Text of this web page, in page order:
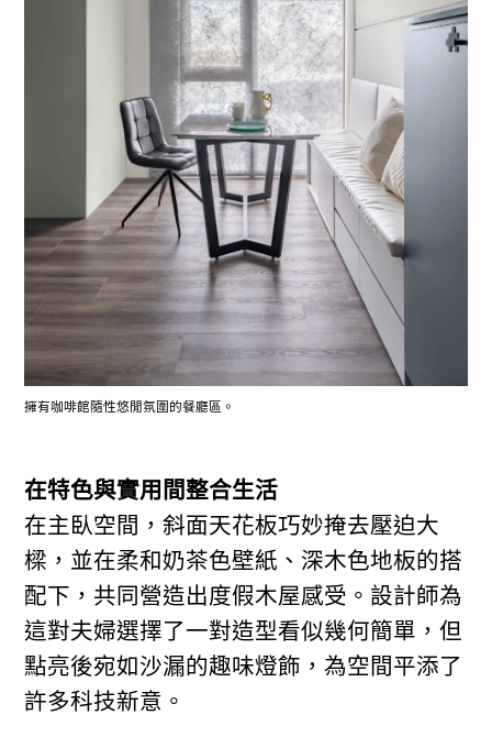
擁有咖啡館隨性悠閒氛圍的餐廳區。
在特色與實用間整合生活
在主臥空間，斜面天花板巧妙掩去壓迫大
樑，並在柔和奶茶色壁紙、深木色地板的搭
配下，共同營造出度假木屋感受。設計師為
這對夫婦選擇了一對造型看似幾何簡單，但
點亮後宛如沙漏的趣味燈飾，為空間平添了
許多科技新意。